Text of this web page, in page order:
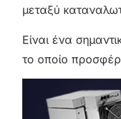
μεταξύ
Είναι ένα
το οποίο